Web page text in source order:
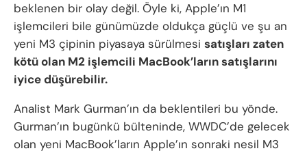
beklenen bir olay değil. Öyle ki, Apple’ın M1
işlemcileri bile günümüzde oldukça güçlü ve şu an
yeni M3 çipinin piyasaya sürülmesi satışları zaten
kötü olan M2 işlemcili MacBook’ların satışlarını
iyice düşürebilir.
Analist Mark Gurman’ın da beklentileri bu yönde.
Gurman’ın bugünkü bülteninde, WWDC’de gelecek
olan yeni MacBook’ların Apple’ın sonraki nesil M3